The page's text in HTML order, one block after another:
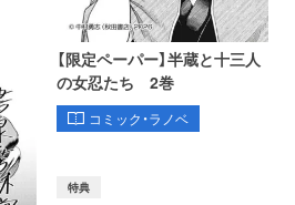
【限定ペーパー】半蔵と十三人
の女忍たち 2巻
コミック・ラノベ
特典